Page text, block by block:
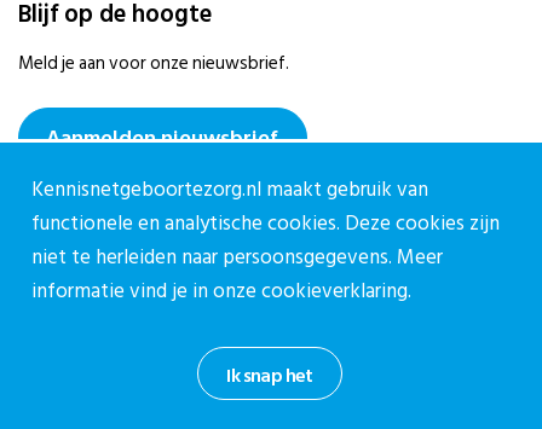
Blijf op de hoogte
Meld je aan voor onze nieuwsbrief.
Aanmelden nieuwsbrief
Cookieverklaring
InformatiebeveiligingsbeleidDisclaimer
Ik snap het
Kennisnetgeboortezorg.nl maakt gebruik van
functionele en analytische cookies. Deze cookies zijn
niet te herleiden naar persoonsgegevens. Meer
informatie vind je in onzecookieverklaring.